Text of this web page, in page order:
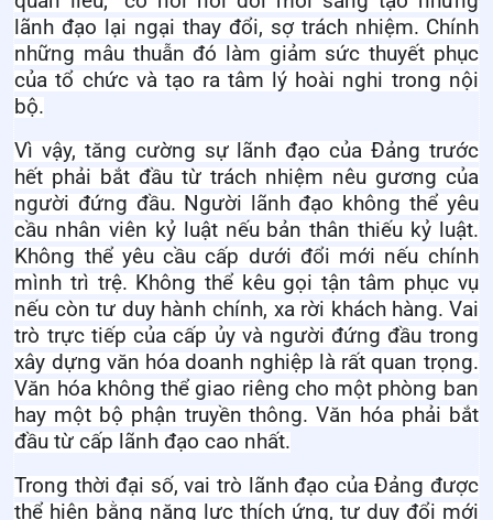
lãnh đạo lại ngại thay đổi, sợ trách nhiệm. Chính
những mâu thuẫn đó làm giảm sức thuyết phục
của tổ chức và tạo ra tâm lý hoài nghi trong nội
bộ.
Vì vậy, tăng cường sự lãnh đạo của Đảng trước
hết phải bắt đầu từ trách nhiệm nêu gương của
người đứng đầu. Người lãnh đạo không thể yêu
cầu nhân viên kỷ luật nếu bản thân thiếu kỷ luật.
Không thể yêu cầu cấp dưới đổi mới nếu chính
mình trì trệ. Không thể kêu gọi tận tâm phục vụ
nếu còn tư duy hành chính, xa rời khách hàng. Vai
trò trực tiếp của cấp ủy và người đứng đầu trong
xây dựng văn hóa doanh nghiệp là rất quan trọng.
Văn hóa không thể giao riêng cho một phòng ban
hay một bộ phận truyền thông. Văn hóa phải bắt
đầu từ cấp lãnh đạo cao nhất.
Trong thời đại số, vai trò lãnh đạo của Đảng được
thể hiện bằng năng lực thích ứng, tư duy đổi mới